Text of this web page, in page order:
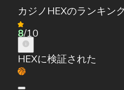
カジノHEXのランキン
8/10
HEXに検証された